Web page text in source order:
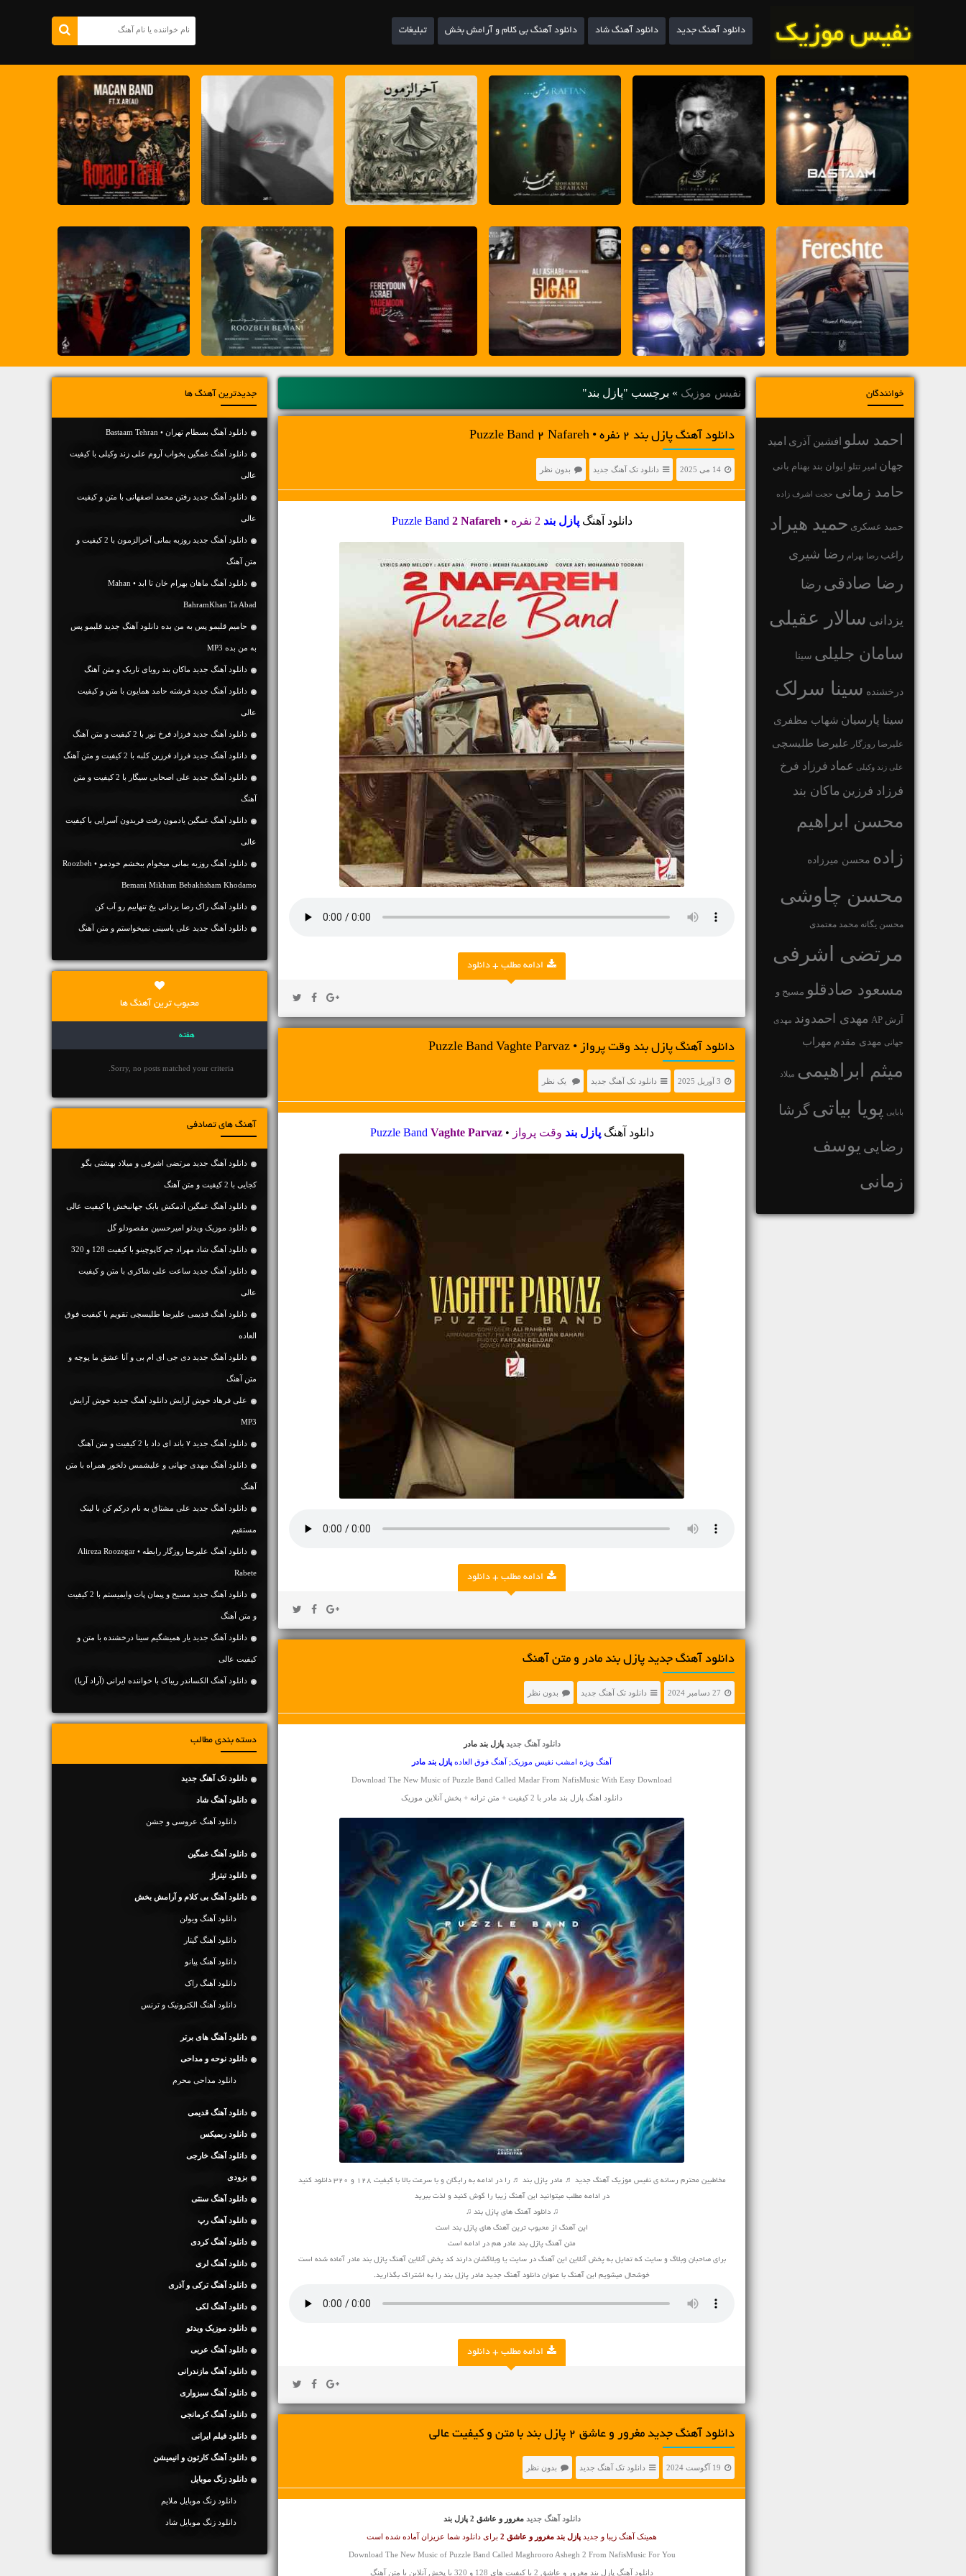
دانلود آهنگ جدید دانلود آهنگ شاد دانلود آهنگ بی کلام و آرامش بخش تبلیغات
خوانندگان
احمد سلو افشین آذری امید
جهان امیر تتلو ایوان بند بهنام بانی
حامد زمانی حجت اشرف زاده
حمید عسکری حمید هیراد
راغب رضا بهرام رضا شیری
رضا صادقی رضا
یزدانی سالار عقیلی
سامان جلیلی سینا
درخشنده سینا سرلک
سینا پارسیان شهاب مظفری
علیرضا روزگار علیرضا طلیسچی
علی زند وکیلی عماد فرزاد فرخ
فرزاد فرزین ماکان بند
محسن ابراهیم
زاده محسن میرزاده
محسن چاوشی
محسن یگانه محمد معتمدی
مرتضی اشرفی
مسعود صادقلو مسیح و
آرش AP مهدی احمدوند مهدی
جهانی مهدی مقدم مهراب
میثم ابراهیمی میلاد
بابایی پویا بیاتیگرشا
رضایی یوسف
زمانی
نفیس موزیک » برچسب "پازل بند"
دانلود آهنگ پازل بند 2 نفره • Puzzle Band 2 Nafareh
14 می 2025 دانلود تک آهنگ جدید بدون نظر
دانلود آهنگ پازل بند 2 نفره •
Puzzle Band 2 Nafareh
ادامه مطلب + دانلود
دانلود آهنگ پازل بند وقت پرواز • Puzzle Band Vaghte Parvaz
3 آوریل 2025 دانلود تک آهنگ جدید یک نظر
دانلود آهنگ پازل بند وقت پرواز •
Puzzle Band Vaghte Parvaz
ادامه مطلب + دانلود
دانلود آهنگ جديد پازل بند مادر و متن آهنگ
27 دسامبر 2024 دانلود تک آهنگ جدید بدون نظر
دانلود آهنگ جدید پازل بند مادر
آهنگ ویژه امشب نفیس موزیک; آهنگ فوق العاده پازل بند مادر
Download The New Music of Puzzle Band Called Madar From NafisMusic With Easy Download
دانلود اهنگ پازل بند مادر با 2 کیفیت + متن ترانه + پخش آنلاین موزیک
مخاطبین محترم رسانه ی نفیس موزیک آهنگ جدید ♬ مادر پازل بند ♬ را در ادامه به رایگان و با سرعت بالا با کیفیت 128 و 320 دانلود کنید
در ادامه مطلب میتوانید این آهنگ زیبا را گوش کنید و لذت ببرید
♫ دانلود آهنگ های پازل بند ♫
این آهنگ از محبوب ترین آهنگ های پازل بند است
متن آهنگ پازل بند مادر هم در ادامه است
برای صاحبان وبلاگ و سایت که تمایل به پخش آنلاین این آهنگ در سایت یا وبلاگشان دارند کد پخش آنلاین آهنگ پازل بند مادر آماده شده است
خوشحال میشویم این آهنگ با عنوان دانلود آهنگ جدید مادر پازل بند را به اشتراک بگذارید.
ادامه مطلب + دانلود
دانلود آهنگ جديد مغرور و عاشق 2 پازل بند با متن و کیفیت عالی
19 آگوست 2024 دانلود تک آهنگ جدید بدون نظر
دانلود آهنگ جدید مغرور و عاشق 2 پازل بند
همینک آهنگ زیبا و جدید پازل بند مغرور و عاشق 2 برای دانلود شما عزیزان آماده شده است
Download The New Music of Puzzle Band Called Maghrooro Ashegh 2 From NafisMusic For You
دانلود آهنگ پازل بند مغرور و عاشق 2 با کیفیت های 128 و 320 با پخش آنلاین با متن آهنگ
جدیدترین آهنگ ها
دانلود آهنگ بسطام تهران • Bastaam Tehran
دانلود آهنگ غمگین بخواب آروم علی زند وکیلی با کیفیت
عالی
دانلود آهنگ جديد رفتن محمد اصفهانی با متن و کیفیت
عالی
دانلود آهنگ جديد روزبه بمانی آخرالزمون با 2 کیفیت و
متن آهنگ
دانلود آهنگ ماهان بهرام خان تا ابد • Mahan
BahramKhan Ta Abad
حامیم قلبمو پس به من بده دانلود آهنگ جدید قلبمو پس
به من بده MP3
دانلود آهنگ جديد ماکان بند رویای تاریک و متن آهنگ
دانلود آهنگ جديد فرشته حامد همایون با متن و کیفیت
عالی
دانلود آهنگ جديد فرزاد فرخ نور با 2 کیفیت و متن آهنگ
دانلود آهنگ جديد فرزاد فرزین کلبه با 2 کیفیت و متن آهنگ
دانلود آهنگ جديد علی اصحابی سیگار با 2 کیفیت و متن
آهنگ
دانلود آهنگ غمگین یادمون رفت فریدون آسرایی با کیفیت
عالی
دانلود آهنگ روزبه بمانی میخوام ببخشم خودمو • Roozbeh
Bemani Mikham Bebakhsham Khodamo
دانلود آهنگ راک رضا یزدانی یخ تنهاییم رو آب کن
دانلود آهنگ جديد علی یاسینی نمیخواستم و متن آهنگ
محبوب ترین آهنگ ها
هفته
Sorry, no posts matched your criteria.
آهنگ های تصادفی
دانلود آهنگ جديد مرتضی اشرفی و میلاد بهشتی بگو
کجایی با 2 کیفیت و متن آهنگ
دانلود آهنگ غمگین آدمکش بابک جهانبخش با کیفیت عالی
دانلود موزیک ویدئو امیرحسین مقصودلو گل
دانلود آهنگ شاد مهراد جم کاپوچینو با کیفیت 128 و 320
دانلود آهنگ جديد ساعت علی شاکری با متن و کیفیت
عالی
دانلود آهنگ قدیمی علیرضا طلیسچی تقویم با کیفیت فوق
العاده
دانلود آهنگ جديد دی جی ای ام بی و آنا عشق ما پوچه و
متن آهنگ
علی فرهاد خوش آرایش دانلود آهنگ جدید خوش آرایش
MP3
دانلود آهنگ جديد ۷ باند ای داد با 2 کیفیت و متن آهنگ
دانلود آهنگ مهدی جهانی و علیشمس دلخور همراه با متن
آهنگ
دانلود آهنگ جديد علی مشتاق به نام درکم کن با لینک
مستقیم
دانلود آهنگ علیرضا روزگار رابطه • Alireza Roozegar
Rabete
دانلود آهنگ جديد مسیح و پیمان پات وایمیستم با 2 کیفیت
و متن آهنگ
دانلود آهنگ جديد یار همیشگیم سینا درخشنده با متن و
کیفیت عالی
دانلود آهنگ الکساندر ریباک با خواننده ایرانی (آراد آریا)
دسته بندی مطالب
دانلود تک آهنگ جدید
دانلود آهنگ شاد
دانلود آهنگ عروسی و جشن
دانلود آهنگ غمگین
دانلود تیتراژ
دانلود آهنگ بی کلام و آرامش بخش
دانلود آهنگ ویولن
دانلود آهنگ گیتار
دانلود آهنگ پیانو
دانلود آهنگ راک
دانلود آهنگ الکترونیک و ترنس
دانلود آهنگ های برتر
دانلود نوحه و مداحی
دانلود مداحی محرم
دانلود آهنگ قدیمی
دانلود ریمیکس
دانلود آهنگ خارجی
بزودی
دانلود آهنگ سنتی
دانلود آهنگ رپ
دانلود آهنگ کردی
دانلود آهنگ لری
دانلود آهنگ ترکی و آذری
دانلود آهنگ لکی
دانلود موزیک ویدئو
دانلود آهنگ عربی
دانلود آهنگ مازندرانی
دانلود آهنگ سبزواری
دانلود آهنگ کرمانجی
دانلود فیلم ایرانی
دانلود آهنگ کارتون و انیمیشن
دانلود زنگ موبایل
دانلود زنگ موبایل ملایم
دانلود زنگ موبایل شاد